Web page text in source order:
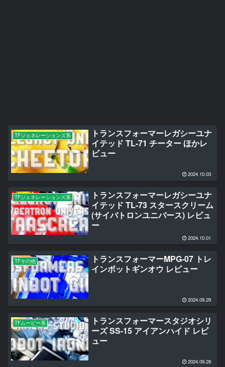
TFジェネレーションズ系
トランスフォーマーレガシーユナ
イテッド TL-71 チーター ほかレ
ビュー
2024.10.03
TFジェネレーションズ系
トランスフォーマーレガシーユナ
イテッド TL-73 スタースクリーム
(サイバトロンユニバース) レビュ
ー
2024.10.01
TFその他
トランスフォーマーMPG-07 トレ
インボットギンオウ レビュー
2024.09.29
TFムービー系
トランスフォーマースタジオシリ
ーズ SS-15 アイアンハイド レビ
ュー
2024.09.28